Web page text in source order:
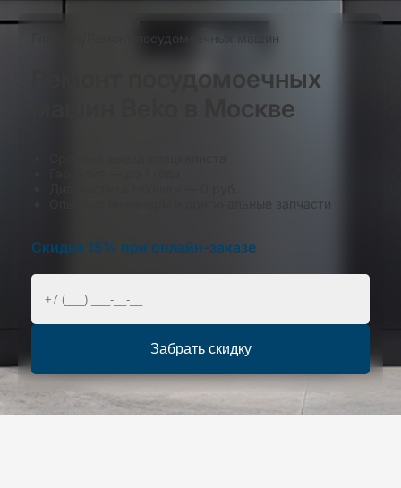
Ремонт посудомоечных машин
Ремонт посудомоечных
машин Beko в Москве
Опытные инженеры и оригинальные запчасти
Скидка 15% при онлайн-заказе
Забрать скидку